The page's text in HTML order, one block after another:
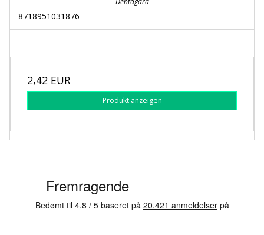
8718951031876
2,42 EUR
Produkt anzeigen